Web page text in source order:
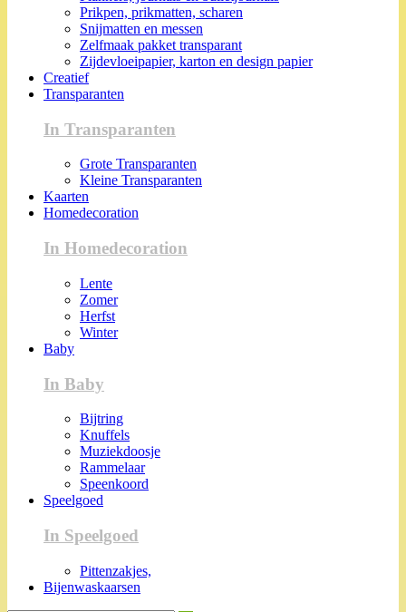
Prikpen, prikmatten, scharen
Snijmatten en messen
Zelfmaak pakket transparant
Zijdevloeipapier, karton en design papier
Creatief
Transparanten
In Transparanten
Grote Transparanten
Kleine Transparanten
Kaarten
Homedecoration
In Homedecoration
Lente
Zomer
Herfst
Winter
Baby
In Baby
Bijtring
Knuffels
Muziekdoosje
Rammelaar
Speenkoord
Speelgoed
In Speelgoed
Pittenzakjes,
Bijenwaskaarsen